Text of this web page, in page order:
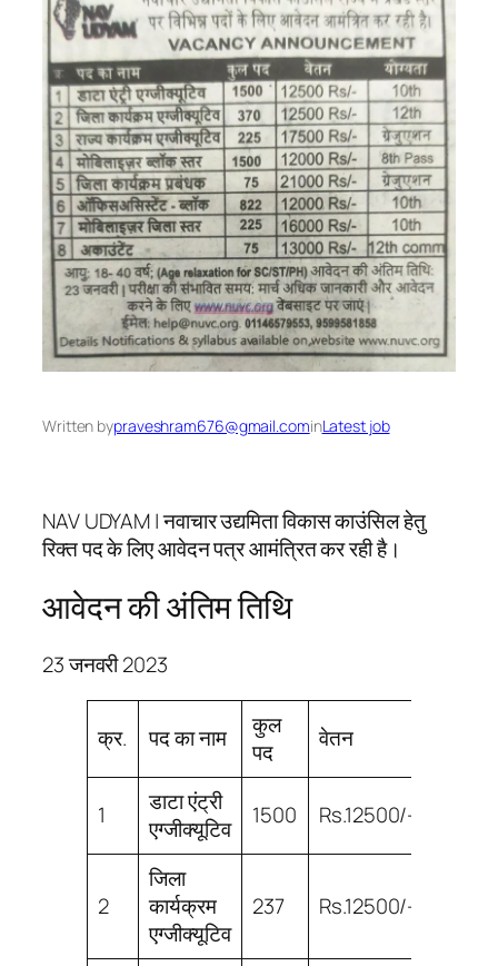
Written bypraveshram676@gmail.cominLatest job
NAV UDYAM | नवाचार उद्यमिता विकास काउंसिल हेतु
रिक्त पद के लिए आवेदन पत्र आमंत्रित कर रही है।
आवेदन की अंतिम तिथि
23 जनवरी 2023
क्र. पद का नाम
कुल
पद
वेतन
1
डाटा एंट्री
एग्जीक्यूटिव
1500 Rs.12500/-
2
जिला
कार्यक्रम
एग्जीक्यूटिव
237 Rs.12500/-